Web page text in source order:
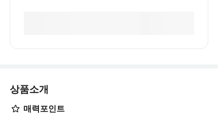
상품소개
매력포인트